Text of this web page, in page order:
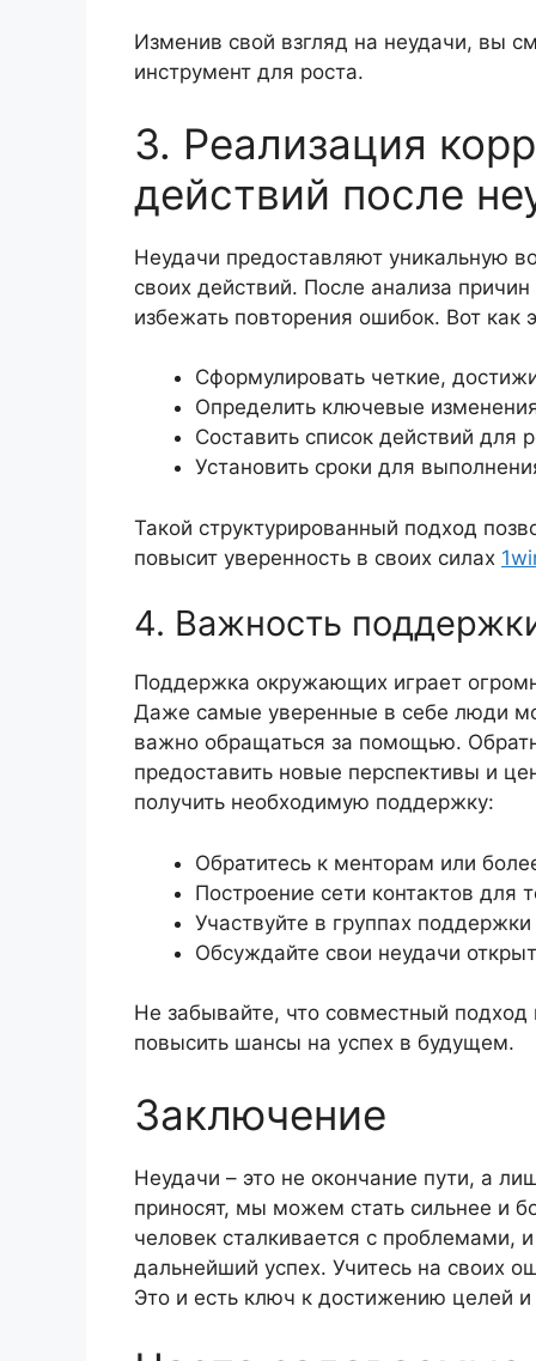
Изменив свой взгляд на неудачи, вы
инструмент для роста.
3. Реализация
действий после
Неудачи предоставляют уникальную
своих действий. После анализа
избежать повторения ошибок. Вот как
Сформулировать четкие,
Определить ключевые
Составить список действий для
Установить сроки для
Такой структурированный подход
повысит уверенность в своих силах
4. Важность
Поддержка окружающих играет
Даже самые уверенные в себе люди
важно обращаться за помощью.
предоставить новые перспективы и
получить необходимую поддержку:
Обратитесь к менторам или
Построение сети контактов для
Участвуйте в группах
Обсуждайте свои неудачи
Не забывайте, что совместный
повысить шансы на успех в будущем.
Заключение
Неудачи – это не окончание пути, а
приносят, мы можем стать сильнее и
человек сталкивается с проблемами,
дальнейший успех. Учитесь на своих
Это и есть ключ к достижению целей и